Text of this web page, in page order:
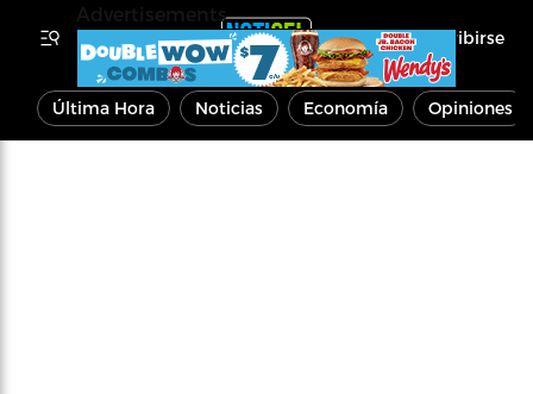
Inscribirse
Última Hora Noticias Economía Opiniones
Advertisements